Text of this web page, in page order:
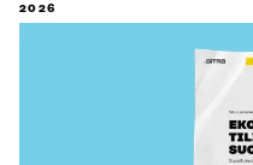
2026